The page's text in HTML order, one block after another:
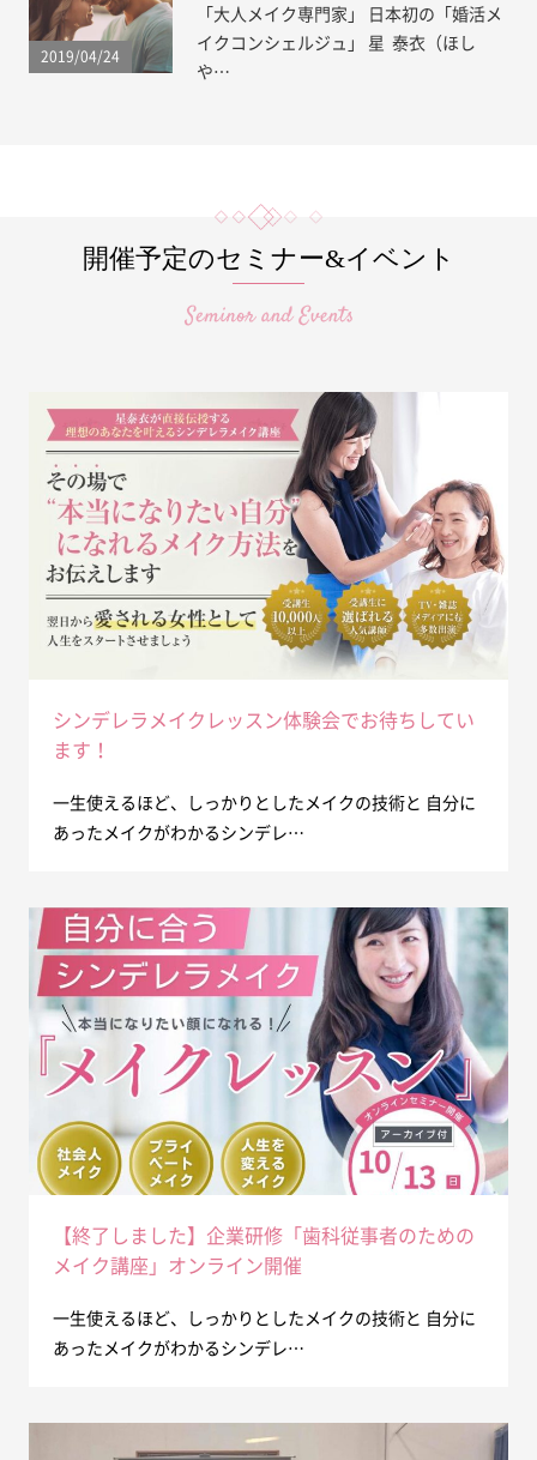
2019/04/24
「大人メイク専門家」 日本初の「婚活メ
イクコンシェルジュ」 星 泰衣（ほし
や…
開催予定のセミナー&イベント
シンデレラメイクレッスン体験会でお待ちしてい
ます！
一生使えるほど、しっかりとしたメイクの技術と 自分に
あったメイクがわかるシンデレ…
【終了しました】企業研修「歯科従事者のための
メイク講座」オンライン開催
一生使えるほど、しっかりとしたメイクの技術と 自分に
あったメイクがわかるシンデレ…